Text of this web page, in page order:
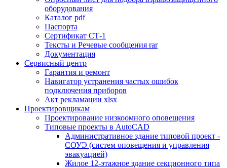
оборудования
Каталог pdf
Паспорта
Сертификат СТ-1
Тексты и Речевые сообщения rar
Документация
Сервисный центр
Гарантия и ремонт
Навигатор устранения частых ошибок
подключения приборов
Акт рекламации xlsx
Проектировщикам
Проектирование низкоомного оповещения
Типовые проекты в AutoCAD
Административное здание типовой проект -
СОУЭ (систем оповещения и управления
эвакуацией)
Жилое 12-этажное здание секционного типа